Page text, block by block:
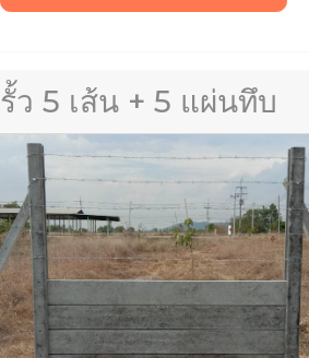
รั้ว 5 เส้น + 5 แผ่นทึบ